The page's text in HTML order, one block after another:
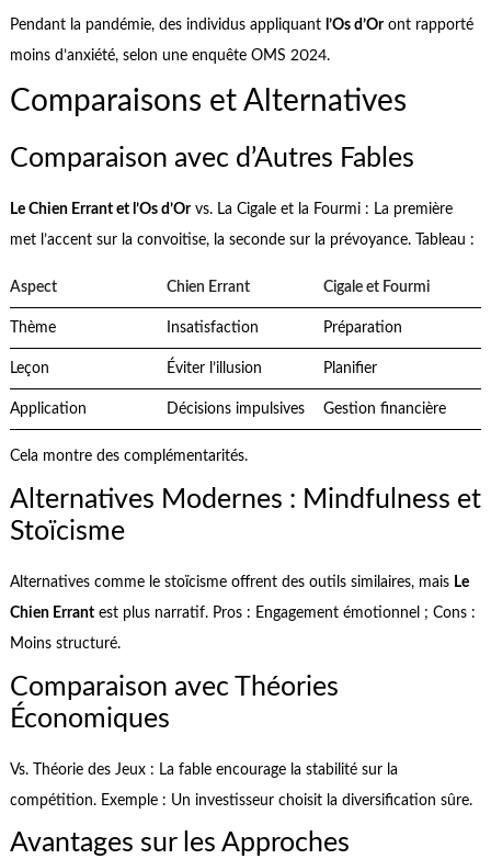
Pendant la pandémie, des individus appliquant l’Os d’Oront rapporté
moins d’anxiété, selon une enquête OMS 2024.
Comparaisons et Alternatives
Comparaison avec d’Autres Fables
Le Chien Errant et l’Os d’Orvs. La Cigale et la Fourmi : La première
met l’accent sur la convoitise, la seconde sur la prévoyance. Tableau :
Aspect Chien Errant Cigale et Fourmi
Thème Insatisfaction Préparation
Leçon Éviter l’illusion Planifier
Application Décisions impulsives Gestion financière
Cela montre des complémentarités.
Alternatives Modernes : Mindfulness et
Stoïcisme
Alternatives comme le stoïcisme offrent des outils similaires, mais Le
Chien Errantest plus narratif. Pros : Engagement émotionnel ; Cons :
Moins structuré.
Comparaison avec Théories
Économiques
Vs. Théorie des Jeux : La fable encourage la stabilité sur la
compétition. Exemple : Un investisseur choisit la diversification sûre.
Avantages sur les Approches